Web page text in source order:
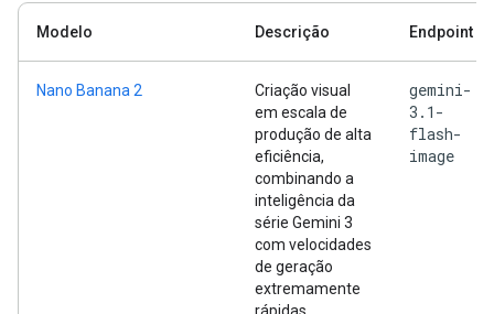
Modelo Descrição Endpoint
Nano Banana 2
Criação visual
em escala de
produção de alta
eficiência,
combinando a
inteligência da
série Gemini 3
com velocidades
de geração
extremamente
gemini-
3.1-
flash-
image